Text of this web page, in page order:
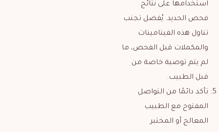
استخدامها على نتائج
فحص الحديد. يُفضل تجنب
تناول هذه الفيتامينات
والمكملات قبل الفحص، ما
لم يتم توصية خاصة من
قبل الطبيب.
تأكد دائمًا من التواصل
المفتوح مع الطبيب
المعالج أو المختبر